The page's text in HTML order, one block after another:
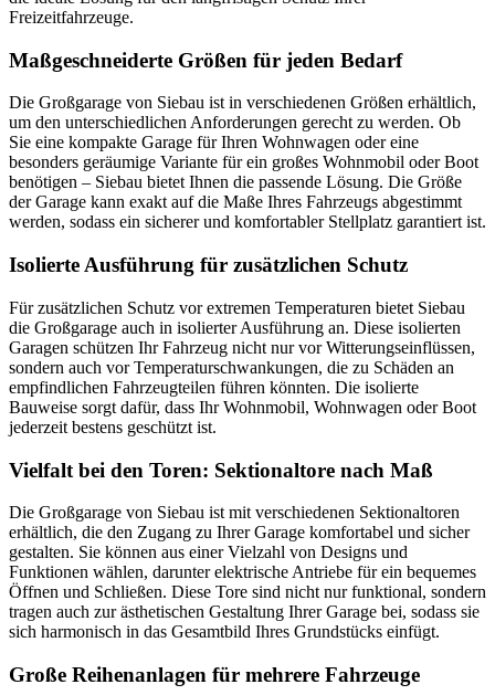
Freizeitfahrzeuge.
Maßgeschneiderte Größen für jeden Bedarf
Die Großgarage von Siebau ist in verschiedenen Größen erhältlich,
um den unterschiedlichen Anforderungen gerecht zu werden. Ob
Sie eine kompakte Garage für Ihren Wohnwagen oder eine
besonders geräumige Variante für ein großes Wohnmobil oder Boot
benötigen – Siebau bietet Ihnen die passende Lösung. Die Größe
der Garage kann exakt auf die Maße Ihres Fahrzeugs abgestimmt
werden, sodass ein sicherer und komfortabler Stellplatz garantiert ist.
Isolierte Ausführung für zusätzlichen Schutz
Für zusätzlichen Schutz vor extremen Temperaturen bietet Siebau
die Großgarage auch in isolierter Ausführung an. Diese isolierten
Garagen schützen Ihr Fahrzeug nicht nur vor Witterungseinflüssen,
sondern auch vor Temperaturschwankungen, die zu Schäden an
empfindlichen Fahrzeugteilen führen könnten. Die isolierte
Bauweise sorgt dafür, dass Ihr Wohnmobil, Wohnwagen oder Boot
jederzeit bestens geschützt ist.
Vielfalt bei den Toren: Sektionaltore nach Maß
Die Großgarage von Siebau ist mit verschiedenen Sektionaltoren
erhältlich, die den Zugang zu Ihrer Garage komfortabel und sicher
gestalten. Sie können aus einer Vielzahl von Designs und
Funktionen wählen, darunter elektrische Antriebe für ein bequemes
Öffnen und Schließen. Diese Tore sind nicht nur funktional, sondern
tragen auch zur ästhetischen Gestaltung Ihrer Garage bei, sodass sie
sich harmonisch in das Gesamtbild Ihres Grundstücks einfügt.
Große Reihenanlagen für mehrere Fahrzeuge